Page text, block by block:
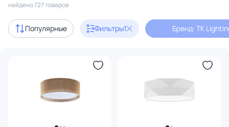
найдено 727 товаров
Популярные Фильтры1 Бренд: TK
Акции 4